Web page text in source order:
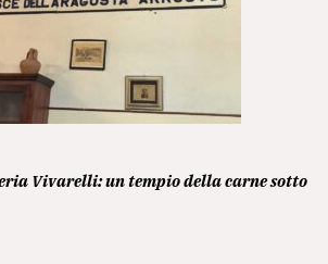
Vivarelli: un tempio della carne sotto